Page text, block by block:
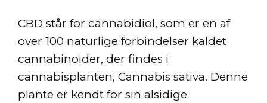
CBD står for cannabidiol, som er en af
over 100 naturlige forbindelser kaldet
cannabinoider, der findes i
cannabisplanten, Cannabis sativa. Denne
plante er kendt for sin alsidige